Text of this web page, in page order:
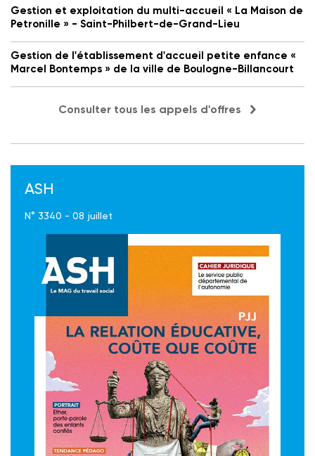
Gestion et exploitation du multi-accueil « La Maison de
Petronille » - Saint-Philbert-de-Grand-Lieu
Gestion de l'établissement d'accueil petite enfance «
Marcel Bontemps » de la ville de Boulogne-Billancourt
Consulter tous les appels d'offres
ASH
N° 3340 - 08 juillet